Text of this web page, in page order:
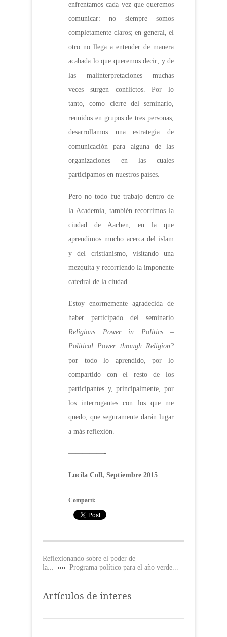
enfrentamos cada vez que queremos
comunicar: no siempre somos
completamente claros; en general, el
otro no llega a entender de manera
acabada lo que queremos decir; y de
las malinterpretaciones muchas
veces surgen conflictos. Por lo
tanto, como cierre del seminario,
reunidos en grupos de tres personas,
desarrollamos una estrategia de
comunicación para alguna de las
organizaciones en las cuales
participamos en nuestros países.
Pero no todo fue trabajo dentro de
la Academia, también recorrimos la
ciudad de Aachen, en la que
aprendimos mucho acerca del islam
y del cristianismo, visitando una
mezquita y recorriendo la imponente
catedral de la ciudad.
Estoy enormemente agradecida de
haber participado del seminario
Religious Power in Politics –
Political Power through Religion?
por todo lo aprendido, por lo
compartido con el resto de los
participantes y, principalmente, por
los interrogantes con los que me
quedo, que seguramente darán lugar
a más reflexión.
—————-
Lucila Coll, Septiembre 2015
Compartí:
Reflexionando sobre el poder de
la...
Programa político para el año verde...
Artículos de interes